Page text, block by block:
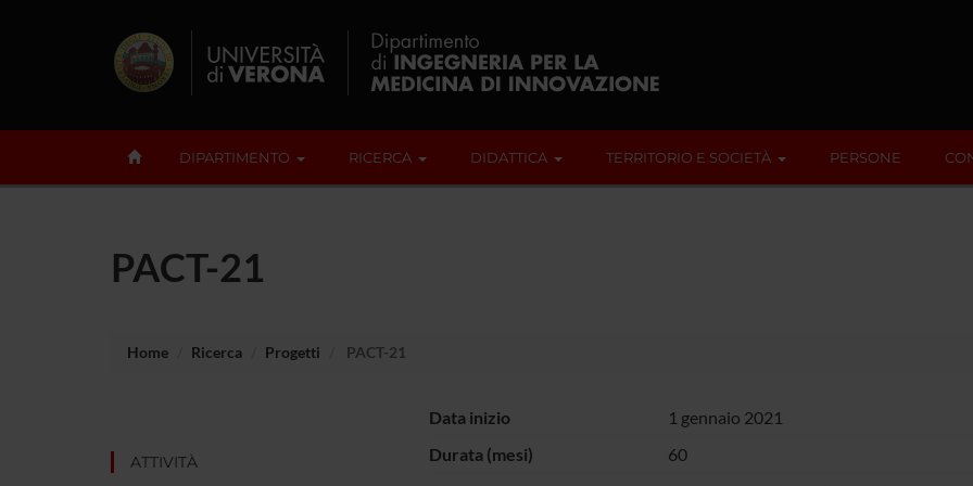
DIPARTIMENTO RICERCA DIDATTICA TERRITORIO E SOCIETÀ PERSONE
PACT-21
Home Ricerca Progetti PACT-21
ATTIVITÀ
Data inizio
1 gennaio 2021
Durata (mesi)
60